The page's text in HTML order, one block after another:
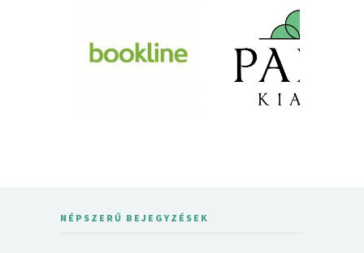
NÉPSZERŰ BEJEGYZÉSEK